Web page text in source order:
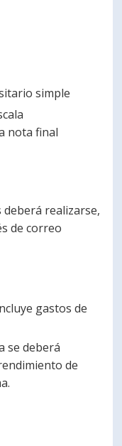
simple
nota final
realizarse,
de correo
gastos de
se deberá
de